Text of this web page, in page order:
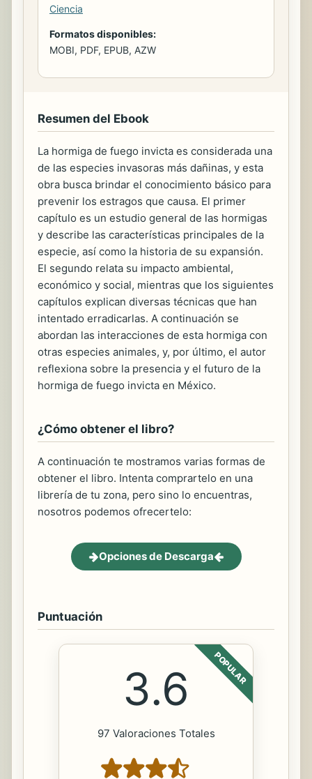
Ciencia
Formatos disponibles:
MOBI, PDF, EPUB, AZW
Resumen del Ebook
La hormiga de fuego invicta es considerada una
de las especies invasoras más dañinas, y esta
obra busca brindar el conocimiento básico para
prevenir los estragos que causa. El primer
capítulo es un estudio general de las hormigas
y describe las características principales de la
especie, así como la historia de su expansión.
El segundo relata su impacto ambiental,
económico y social, mientras que los siguientes
capítulos explican diversas técnicas que han
intentado erradicarlas. A continuación se
abordan las interacciones de esta hormiga con
otras especies animales, y, por último, el autor
reflexiona sobre la presencia y el futuro de la
hormiga de fuego invicta en México.
¿Cómo obtener el libro?
A continuación te mostramos varias formas de
obtener el libro. Intenta comprartelo en una
librería de tu zona, pero sino lo encuentras,
nosotros podemos ofrecertelo:
Opciones de Descarga
Puntuación
POPULAR
3.6
97 Valoraciones Totales